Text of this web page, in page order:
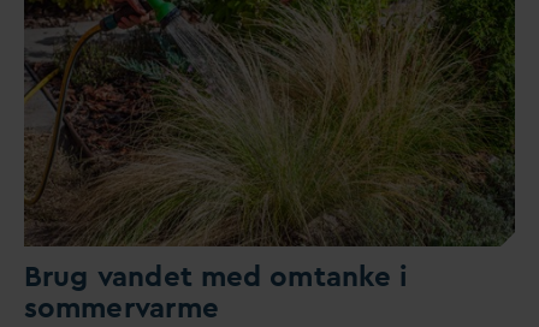
Brug vandet med omtanke i
sommervarme